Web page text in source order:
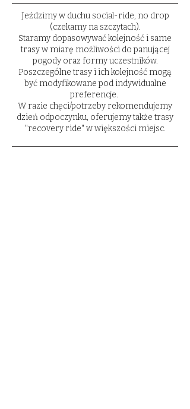
Jeździmy w duchu social-ride, no drop
(czekamy na szczytach).
Staramy dopasowywać kolejność i same
trasy w miarę możliwości do panującej
pogody oraz formy uczestników.
Poszczególne trasy i ich kolejność mogą
być modyfikowane pod indywidualne
preferencje.
W razie chęci/potrzeby rekomendujemy
dzień odpoczynku, oferujemy także trasy
"recovery ride" w większości miejsc.